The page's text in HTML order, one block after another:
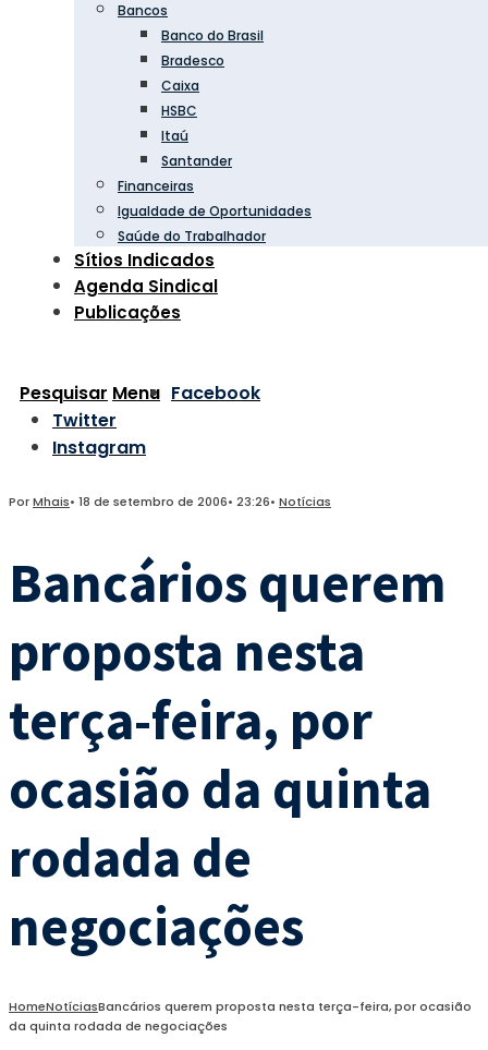
Bancos
Banco do Brasil
Bradesco
Caixa
HSBC
Itaú
Santander
Financeiras
Igualdade de Oportunidades
Saúde do Trabalhador
Sítios Indicados
Agenda Sindical
Publicações
Pesquisar Menu Facebook
Twitter
Instagram
PorMhais• 18 de setembro de 2006• 23:26• Notícias
Bancários querem
proposta nesta
terça-feira, por
ocasião da quinta
rodada de
negociações
HomeNotíciasBancários querem proposta nesta terça-feira, por ocasião
da quinta rodada de negociações